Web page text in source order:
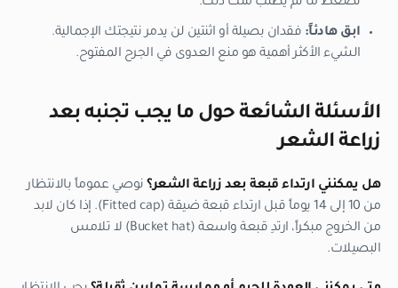
ابق هادئاً: فقدان بصيلة أو اثنتين لن يدمر نتيجتك الإجمالية.
الشيء الأكثر أهمية هو منع العدوى في الجرح المفتوح.
الأسئلة الشائعة حول ما يجب تجنبه بعد
زراعة الشعر
هل يمكنني ارتداء قبعة بعد زراعة الشعر؟ نوصي عموماً بالانتظار
من 10 إلى 14 يوماً قبل ارتداء قبعة ضيقة (Fitted cap). إذا كان لابد
من الخروج مبكراً، ارتدِ قبعة واسعة (Bucket hat) لا تلامس
البصيلات.